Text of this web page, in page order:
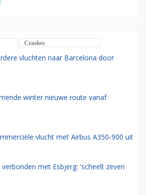
Crashes
vluchten naar Barcelona door
winter nieuwe route vanaf
vlucht met Airbus A350-900 uit
met Esbjerg: 'scheelt zeven